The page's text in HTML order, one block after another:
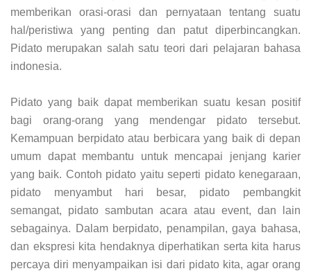
memberikan orasi-orasi dan pernyataan tentang suatu
hal/peristiwa yang penting dan patut diperbincangkan.
Pidato merupakan salah satu teori dari pelajaran bahasa
indonesia.
Pidato yang baik dapat memberikan suatu kesan positif
bagi orang-orang yang mendengar pidato tersebut.
Kemampuan berpidato atau berbicara yang baik di depan
umum dapat membantu untuk mencapai jenjang karier
yang baik. Contoh pidato yaitu seperti pidato kenegaraan,
pidato menyambut hari besar, pidato pembangkit
semangat, pidato sambutan acara atau event, dan lain
sebagainya. Dalam berpidato, penampilan, gaya bahasa,
dan ekspresi kita hendaknya diperhatikan serta kita harus
percaya diri menyampaikan isi dari pidato kita, agar orang